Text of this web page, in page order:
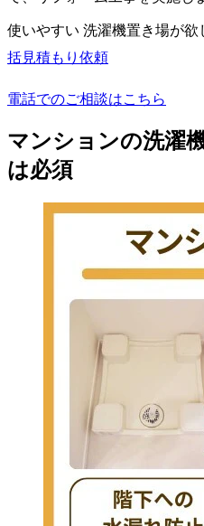
使いやすい 洗濯機置き場が欲
括見積もり依頼
電話でのご相談はこちら
マンションの洗濯
は必須